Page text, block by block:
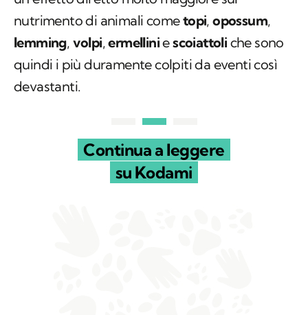
nutrimento di animali cometopi,opossum,
lemming, volpi,ermelliniescoiattoli che sono
quindi i più duramente colpiti da eventi così
devastanti.
Continua a leggere
su Kodami